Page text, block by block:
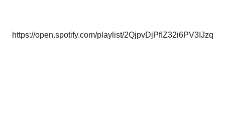
https://open.spotify.com/playlist/2QjpvDjPfIZ32i6PV3IJzq